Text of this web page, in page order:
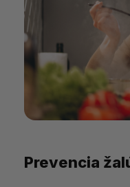
Prevencia